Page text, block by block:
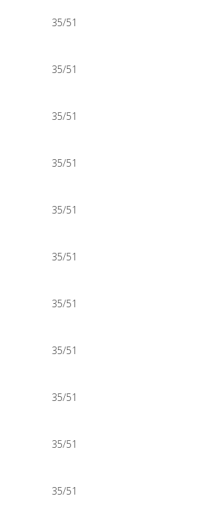
35/51
35/51
35/51
35/51
35/51
35/51
35/51
35/51
35/51
35/51
35/51